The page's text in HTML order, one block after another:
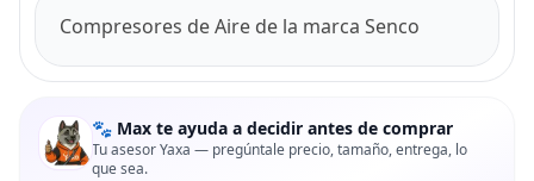
Compresores de Aire de la marca Senco
🐾 Max te ayuda a decidir antes de comprar
Tu asesor Yaxa — pregúntale precio, tamaño, entrega, lo
que sea.